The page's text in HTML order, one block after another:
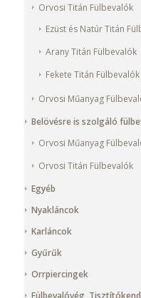
Orvosi Titán Fülbevalók
Ezüst és Natúr Titán
Arany Titán Fülbevalók
Fekete Titán Fülbevalók
Orvosi Műanyag
Belövésre is szolgáló
Orvosi Műanyag
Orvosi Titán Fülbevalók
Egyéb
Nyakláncok
Karláncok
Gyűrűk
Orrpiercingek
Fülbevalóvég,